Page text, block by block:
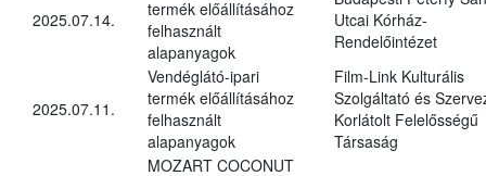
2025.07.14.
termék előállításához
felhasznált
alapanyagok
Utcai Kórház-
Rendelőintézet
2025.07.11.
Vendéglátó-ipari
termék előállításához
felhasznált
alapanyagok
Film-Link Kulturális
Szolgáltató és
Korlátolt Felelősségű
Társaság
MOZART COCONUT